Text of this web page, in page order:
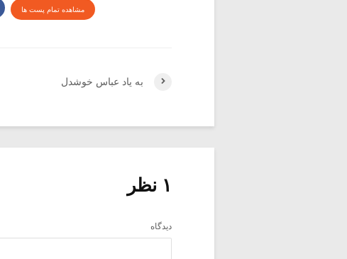
مشاهده تمام پست ها
به یاد عباس خوشدل
۱ نظر
دیدگاه